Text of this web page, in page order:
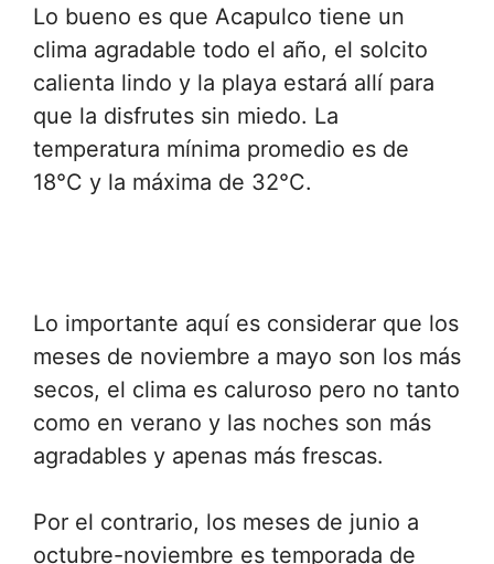
Lo bueno es que Acapulco tiene un
clima agradable todo el año, el solcito
calienta lindo y la playa estará allí para
que la disfrutes sin miedo. La
temperatura mínima promedio es de
18°C y la máxima de 32°C.
Lo importante aquí es considerar que los
meses de noviembre a mayo son los más
secos, el clima es caluroso pero no tanto
como en verano y las noches son más
agradables y apenas más frescas.
Por el contrario, los meses de junio a
octubre-noviembre es temporada de